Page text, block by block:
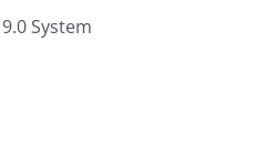
System